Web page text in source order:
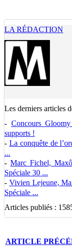
LA RÉDACTION
Les derniers articles
- Concours
supports !
- La conquête de
...
-Marc Fichel,
Spéciale 30 ...
- Vivien Lejeune,
Spéciale ...
Articles publiés :
ARTICLE